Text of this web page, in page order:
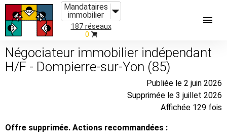
Mandataires
immobilier
187 réseaux
0
Négociateur immobilier indépendant
H/F - Dompierre-sur-Yon (85)
Publiée le 2 juin 2026
Supprimée le 3 juillet 2026
Affichée 129 fois
Offre supprimée. Actions recommandées :